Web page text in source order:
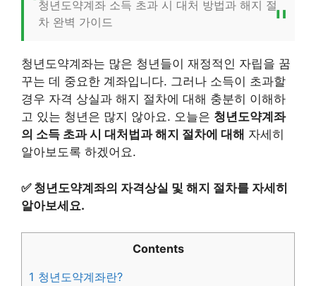
청년도약계좌 소득 초과 시 대처 방법과 해지 절
차 완벽 가이드
청년도약계좌는 많은 청년들이 재정적인 자립을 꿈
꾸는 데 중요한 계좌입니다. 그러나 소득이 초과할
경우 자격 상실과 해지 절차에 대해 충분히 이해하
고 있는 청년은 많지 않아요. 오늘은 청년도약계좌
의 소득 초과 시 대처법과 해지 절차에 대해 자세히
알아보도록 하겠어요.
✅ 청년도약계좌의 자격상실 및 해지 절차를 자세히
알아보세요.
Contents
1 청년도약계좌란?